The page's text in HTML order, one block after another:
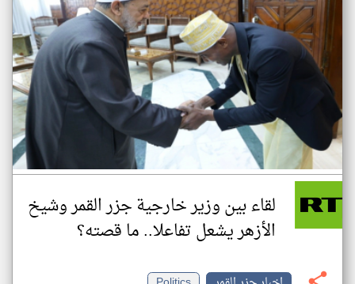
لقاء بين وزير خارجية جزر القمر وشيخ
الأزهر يشعل تفاعلا.. ما قصته؟